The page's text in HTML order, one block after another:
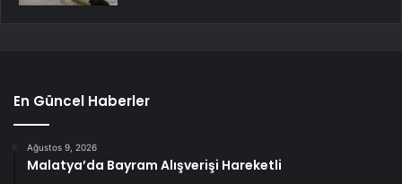
En Güncel Haberler
Ağustos 9, 2026
Malatya’da Bayram Alışverişi Hareketli